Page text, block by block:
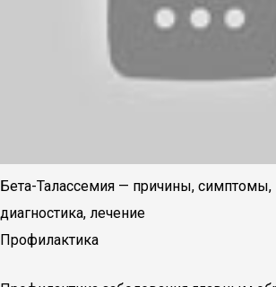
Бета-Талассемия — причины, симптомы,
диагностика, лечение
Профилактика